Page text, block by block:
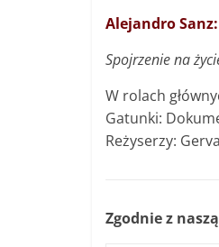
Alejandro
Spojrzenie na
W rolach
Gatunki:
Reżyserzy:
Zgodnie z